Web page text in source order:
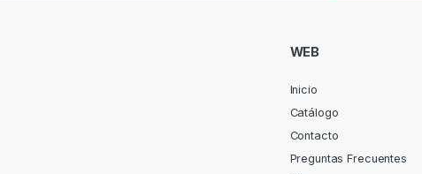
WEB
Inicio
Catálogo
Contacto
Preguntas Frecuentes